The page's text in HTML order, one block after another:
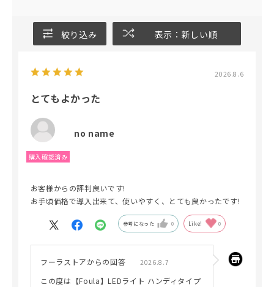
絞り込み 表示：新しい順
2026.8.6
とてもよかった
no name
お客様からの評判良いです!
お手頃価格で導入出来て、使いやすく、とても良かったです!
参考になった 0 Like! 0
フーラストアからの回答 2026.8.7
この度は【Foula】LEDライト ハンディタイプ